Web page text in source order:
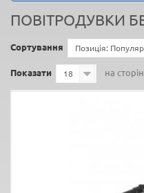
ПОВІТРОДУВКИ
Сортування Позиція:
Показати 18 на